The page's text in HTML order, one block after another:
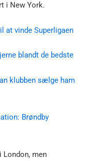
i New York.
at vinde Superligaen
blandt de bedste
klubben sælge ham
Brøndby
men